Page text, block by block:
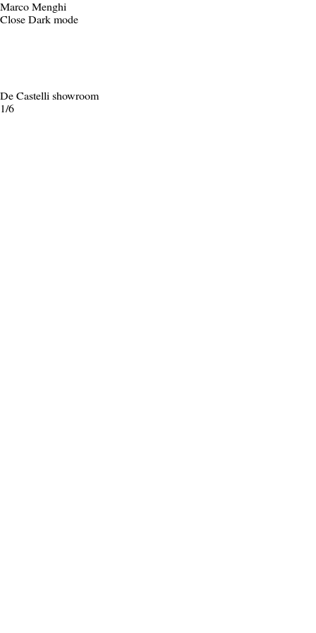
Marco Menghi
CloseDark mode
De Castelli showroom
1/6